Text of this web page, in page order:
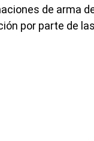
de arma
por parte de las